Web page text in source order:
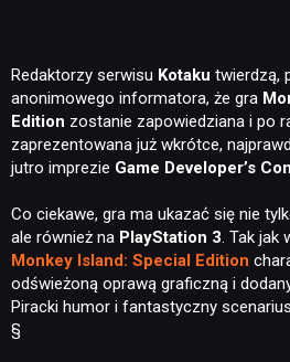
Redaktorzy serwisu Kotaku twierdzą,
anonimowego informatora, że gra
Edition zostanie zapowiedziana i po
zaprezentowana już wkrótce,
jutro imprezie Game Developer’s
Co ciekawe, gra ma ukazać się nie
ale również na PlayStation 3. Tak jak
Monkey Island: Special Edition
odświeżoną oprawą graficzną i
Piracki humor i fantastyczny
§